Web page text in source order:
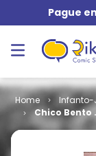
Pague
Infanto-
Chico Bento
110